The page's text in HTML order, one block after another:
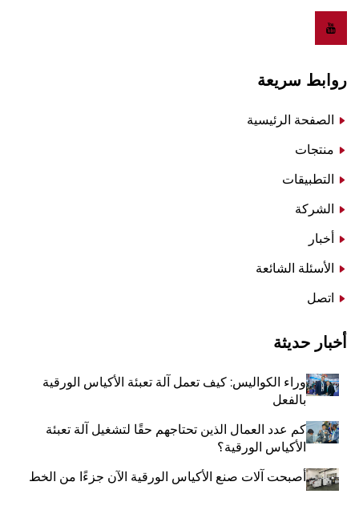
روابط سريعة
الصفحة الرئيسية
منتجات
التطبيقات
الشركة
أخبار
الأسئلة الشائعة
اتصل
أخبار حديثة
وراء الكواليس: كيف تعمل آلة تعبئة الأكياس الورقية
بالفعل
كم عدد العمال الذين تحتاجهم حقًا لتشغيل آلة تعبئة
الأكياس الورقية؟
أصبحت آلات صنع الأكياس الورقية الآن جزءًا من الخط